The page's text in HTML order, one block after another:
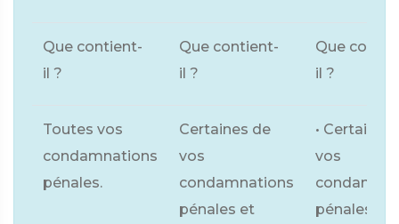
Que contient-
il ?
Que contient-
il ?
Que
il ?
Toutes vos
condamnations
pénales.
Certaines de
vos
condamnations
pénales et
• Certaines
vos
pénales,